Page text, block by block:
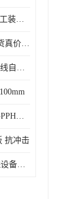
工装板制作pvc板材pvc工装板材可折弯
耐高温不变形pph板材货真价值pph板材
PVC工装板防静电流水线自动化倍速线工装板
生产燕山石化4220原料PPH板材
抗冲击
金天成生产地胶板环保设备内衬焊接用半圆pvc软焊条